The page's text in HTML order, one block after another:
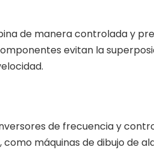
de manera controlada y
evitan la
de frecuencia y
máquinas de dibujo de